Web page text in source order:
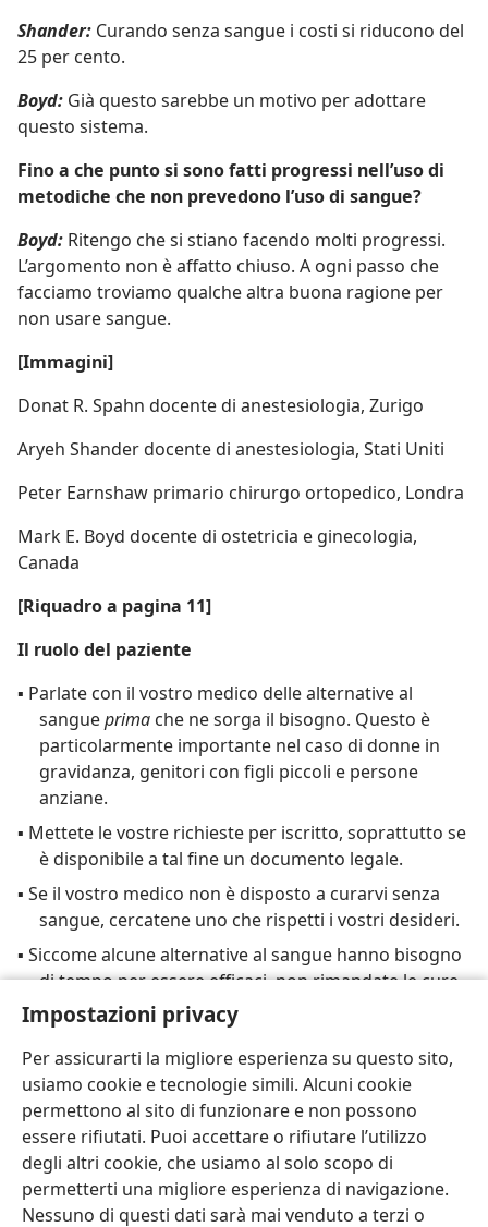
Impostazioni privacy
Per assicurarti la migliore esperienza su questo sito,
usiamo cookie e tecnologie simili. Alcuni cookie
permettono al sito di funzionare e non possono
essere rifiutati. Puoi accettare o rifiutare l’utilizzo
degli altri cookie, che usiamo al solo scopo di
permetterti una migliore esperienza di navigazione.
Nessuno di questi dati sarà mai venduto a terzi o
Shander: Curando senza sangue i costi si riducono del
25 per cento.
Boyd: Già questo sarebbe un motivo per adottare
questo sistema.
Fino a che punto si sono fatti progressi nell’uso di
metodiche che non prevedono l’uso di sangue?
Boyd: Ritengo che si stiano facendo molti progressi.
L’argomento non è affatto chiuso. A ogni passo che
facciamo troviamo qualche altra buona ragione per
non usare sangue.
[Immagini]
Donat R. Spahn docente di anestesiologia, Zurigo
Aryeh Shander docente di anestesiologia, Stati Uniti
Peter Earnshaw primario chirurgo ortopedico, Londra
Mark E. Boyd docente di ostetricia e ginecologia,
Canada
[Riquadro a pagina 11]
Il ruolo del paziente
▪ Parlate con il vostro medico delle alternative al
sangueprima che ne sorga il bisogno. Questo è
particolarmente importante nel caso di donne in
gravidanza, genitori con figli piccoli e persone
anziane.
▪ Mettete le vostre richieste per iscritto, soprattutto se
è disponibile a tal fine un documento legale.
▪ Se il vostro medico non è disposto a curarvi senza
sangue, cercatene uno che rispetti i vostri desideri.
▪ Siccome alcune alternative al sangue hanno bisogno
di tempo per essere efficaci, non rimandate le cure
se sapete di dover subire un intervento.
Italiano Condividi Impostazioni
Copyright © 2026 Watch Tower Bible and Tract Society of Pennsylvania
Condizioni d’uso Informativa sulla privacy
Impostazioni privacy
JW.ORG
Accedi